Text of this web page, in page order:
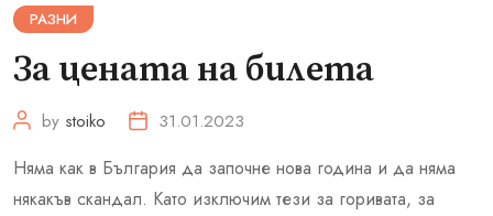
РАЗНИ
За цената на билета
by stoiko 31.01.2023
Няма как в България да започне нова година и да няма
някакъв скандал. Като изключим тези за горивата, за